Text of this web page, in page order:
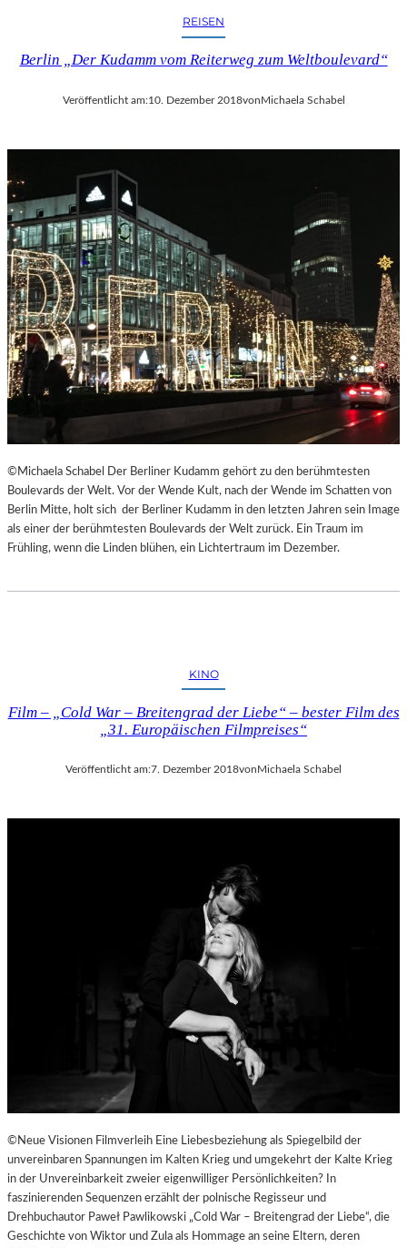
REISEN
Berlin „Der Kudamm vom Reiterweg zum Weltboulevard“
Veröffentlicht am:10. Dezember 2018vonMichaela Schabel
©Michaela Schabel Der Berliner Kudamm gehört zu den berühmtesten
Boulevards der Welt. Vor der Wende Kult, nach der Wende im Schatten von
Berlin Mitte, holt sich der Berliner Kudamm in den letzten Jahren sein Image
als einer der berühmtesten Boulevards der Welt zurück. Ein Traum im
Frühling, wenn die Linden blühen, ein Lichtertraum im Dezember.
KINO
Film – „Cold War – Breitengrad der Liebe“ – bester Film des
„31. Europäischen Filmpreises“
Veröffentlicht am:7. Dezember 2018vonMichaela Schabel
©Neue Visionen Filmverleih Eine Liebesbeziehung als Spiegelbild der
unvereinbaren Spannungen im Kalten Krieg und umgekehrt der Kalte Krieg
in der Unvereinbarkeit zweier eigenwilliger Persönlichkeiten? In
faszinierenden Sequenzen erzählt der polnische Regisseur und
Drehbuchautor Paweł Pawlikowski „Cold War – Breitengrad der Liebe“, die
Geschichte von Wiktor und Zula als Hommage an seine Eltern, deren